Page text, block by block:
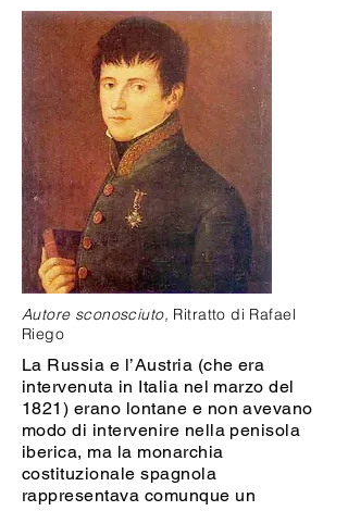
Autore sconosciuto, Ritratto di Rafael
Riego
La Russia e l’Austria (che era
intervenuta in Italia nel marzo del
1821) erano lontane e non avevano
modo di intervenire nella penisola
iberica, ma la monarchia
costituzionale spagnola
rappresentava comunque un